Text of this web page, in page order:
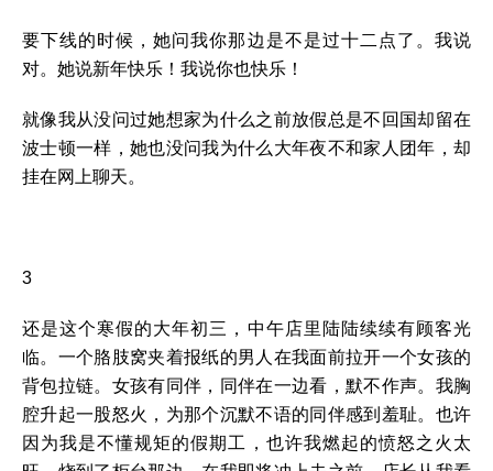
要下线的时候，她问我你那边是不是过十二点了。我说
对。她说新年快乐！我说你也快乐！
就像我从没问过她想家为什么之前放假总是不回国却留在
波士顿一样，她也没问我为什么大年夜不和家人团年，却
挂在网上聊天。
3
还是这个寒假的大年初三，中午店里陆陆续续有顾客光
临。一个胳肢窝夹着报纸的男人在我面前拉开一个女孩的
背包拉链。女孩有同伴，同伴在一边看，默不作声。我胸
腔升起一股怒火，为那个沉默不语的同伴感到羞耻。也许
因为我是不懂规矩的假期工，也许我燃起的愤怒之火太